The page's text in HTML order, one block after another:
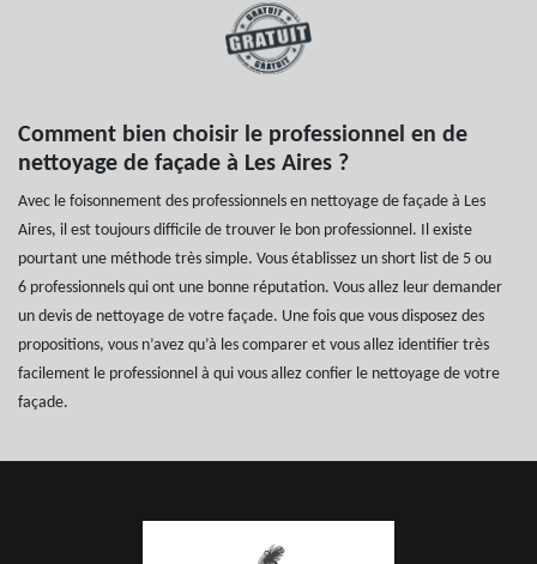
Comment bien choisir le professionnel en de
nettoyage de façade à Les Aires ?
Avec le foisonnement des professionnels en nettoyage de façade à Les
Aires, il est toujours difficile de trouver le bon professionnel. Il existe
pourtant une méthode très simple. Vous établissez un short list de 5 ou
6 professionnels qui ont une bonne réputation. Vous allez leur demander
un devis de nettoyage de votre façade. Une fois que vous disposez des
propositions, vous n’avez qu’à les comparer et vous allez identifier très
facilement le professionnel à qui vous allez confier le nettoyage de votre
façade.